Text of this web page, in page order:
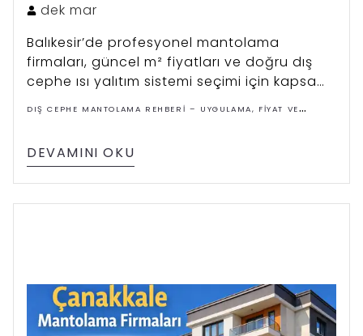
dek mar
Balıkesir’de profesyonel mantolama
firmaları, güncel m² fiyatları ve doğru dış
cephe ısı yalıtım sistemi seçimi için kapsamlı
DIŞ CEPHE MANTOLAMA REHBERI – UYGULAMA, FIYAT VE
DEVAMINI OKU